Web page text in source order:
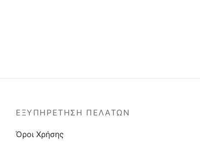
ΕΞΥΠΗΡΕΤΗΣΗ ΠΕΛΑΤΩΝ
Όροι Χρήσης